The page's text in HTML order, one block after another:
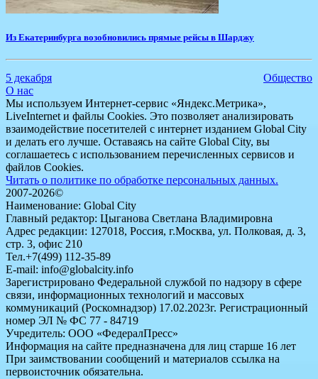
Из Екатеринбурга возобновились прямые рейсы в Шарджу
5 декабря
Общество
О нас
Мы используем Интернет-сервис «Яндекс.Метрика»,
LiveInternet и файлы Cookies. Это позволяет анализировать
взаимодействие посетителей с интернет изданием Global City
и делать его лучше. Оставаясь на сайте Global City, вы
соглашаетесь с использованием перечисленных сервисов и
файлов Cookies.
Читать о политике по обработке персональных данных.
2007-2026©
Наименование: Global City
Главный редактор: Цыганова Светлана Владимировна
Адрес редакции: 127018, Россия, г.Москва, ул. Полковая, д. 3,
стр. 3, офис 210
Тел.+7(499) 112-35-89
E-mail: info@globalcity.info
Зарегистрировано Федеральной службой по надзору в сфере
связи, информационных технологий и массовых
коммуникаций (Роскомнадзор) 17.02.2023г. Регистрационный
номер ЭЛ № ФС 77 - 84719
Учредитель: ООО «ФедералПресс»
Информация на сайте предназначена для лиц старше 16 лет
При заимствовании сообщений и материалов ссылка на
первоисточник обязательна.